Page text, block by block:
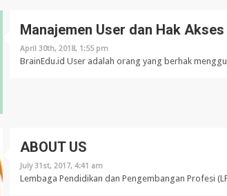
Manajemen User dan Hak Akses
April 30th, 2018, 1:55 pm
BrainEdu.id User adalah orang yang berhak
ABOUT US
July 31st, 2017, 4:41 am
Lembaga Pendidikan dan Pengembangan Profesi